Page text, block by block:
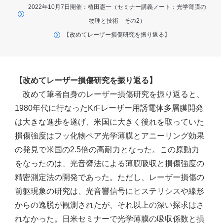
光基礎・光源
光応用・アプリケーショ
2022年10月7日開催：植田憲一（セミナー講義ノート：光学薄膜の
物理と技術 その2）
【改めてレーザー損傷研究を振り返る】
【改めてレーザー損傷研究を振り返る】
改めて筆者自身のレーザー損傷研究を振り返ると、
1980年代に行なったKrFレーザー用誘電体多層膜開発
は大きな進歩を遂げ、米国に大きく後れを取っていた
損傷強度はフッ化物ペア光学薄膜とアニーリング効果
の発見で米国の2.5倍の高耐力となった。この原動力
をなったのは、光音響法による薄膜吸収と損傷強度の
精密測定法の開発であった。ただし、レーザー損傷の
前躯現象の研究は、光音響信号にヒステリシスや線形
からの逸脱が観測されたが、それ以上の深い探求はさ
れなかった。日米セミナーで光学薄膜の吸収係数と損